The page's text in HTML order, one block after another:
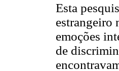
Esta
estrangeiro
emoções
de